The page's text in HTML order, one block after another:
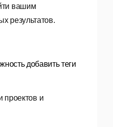
вашим
результатов.
добавить теги
проектов и